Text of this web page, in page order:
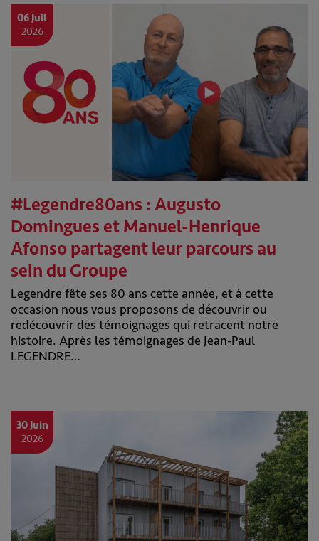
06 Juil
2026
#Legendre80ans : Augusto
Domingues et Manuel-Henrique
Afonso partagent leur parcours au
sein du Groupe
Legendre fête ses 80 ans cette année, et à cette
occasion nous vous proposons de découvrir ou
redécouvrir des témoignages qui retracent notre
histoire. Après les témoignages de Jean-Paul
LEGENDRE…
30 Juin
2026